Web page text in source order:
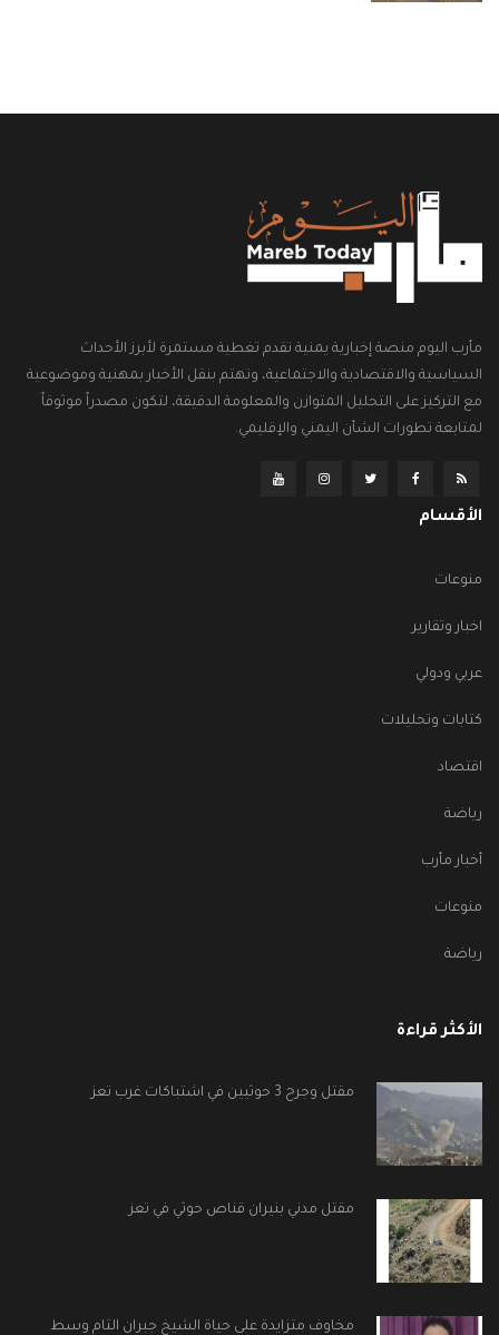
مأرب اليوم منصة إخبارية يمنية تقدم تغطية مستمرة لأبرز الأحداث
السياسية والاقتصادية والاجتماعية، وتهتم بنقل الأخبار بمهنية وموضوعية
مع التركيز على التحليل المتوازن والمعلومة الدقيقة، لتكون مصدراً موثوقاً
لمتابعة تطورات الشأن اليمني والإقليمي.
الأقسام
منوعات
اخبار وتقارير
عربي ودولي
كتابات وتحليلات
اقتصاد
رياضة
أخبار مأرب
منوعات
رياضة
الأكثر قراءة
مقتل وجرح 3 حوثيين في اشتباكات غرب تعز
مقتل مدني بنيران قناص حوثي في تعز
مخاوف متزايدة على حياة الشيخ جبران التام وسط